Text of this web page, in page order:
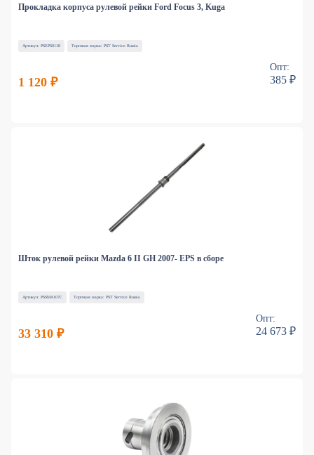
Прокладка корпуса рулевой рейки Ford Focus 3, Kuga
Артикул: PSEPS0118 Торговая марка: PST Service Russia
1 120 ₽
Опт:
385 ₽
Шток рулевой рейки Mazda 6 II GH 2007- EPS в сборе
Артикул: PSSMA107C Торговая марка: PST Service Russia
33 310 ₽
Опт:
24 673 ₽